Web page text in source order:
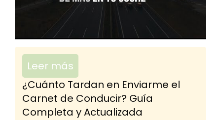
Leer más
¿Cuánto Tardan en Enviarme el
Carnet de Conducir? Guía
Completa y Actualizada